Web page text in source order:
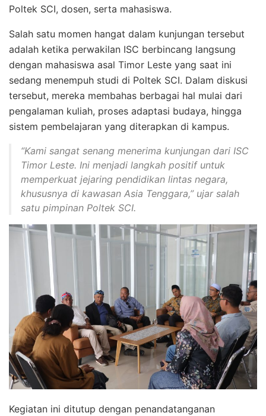
Poltek SCI, dosen, serta mahasiswa.
Salah satu momen hangat dalam kunjungan tersebut
adalah ketika perwakilan ISC berbincang langsung
dengan mahasiswa asal Timor Leste yang saat ini
sedang menempuh studi di Poltek SCI. Dalam diskusi
tersebut, mereka membahas berbagai hal mulai dari
pengalaman kuliah, proses adaptasi budaya, hingga
sistem pembelajaran yang diterapkan di kampus.
“Kami sangat senang menerima kunjungan dari ISC
Timor Leste. Ini menjadi langkah positif untuk
memperkuat jejaring pendidikan lintas negara,
khususnya di kawasan Asia Tenggara,” ujar salah
satu pimpinan Poltek SCI.
Kegiatan ini ditutup dengan penandatanganan